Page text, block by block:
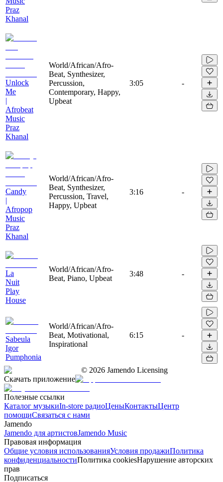
Praz
Khanal
Unlock
Me
|
Afrobeat
Music
Praz
Khanal
World/African/Afro-
Beat, Synthesizer,
Percussion,
Contemporary, Happy,
Upbeat
3:05 -
Candy
|
Afropop
Music
Praz
Khanal
World/African/Afro-
Beat, Synthesizer,
Percussion, Travel,
Happy, Upbeat
3:16 -
La
Nuit
Play
House
World/African/Afro-
Beat, Piano, Upbeat
3:48 -
Sabeula
Igor
Pumphonia
World/African/Afro-
Beat, Motivational,
Inspirational
6:15 -
© 2026 Jamendo Licensing
Скачать приложение
Полезные ссылки
Каталог музыкиIn-store радиоЦеныКонтактыЦентр
помощиСвязаться с нами
Jamendo
Jamendo для артистовJamendo Music
Правовая информация
Общие условия использованияУсловия продажиПолитика
конфиденциальностиПолитика cookiesНарушение авторских
прав
Подписаться